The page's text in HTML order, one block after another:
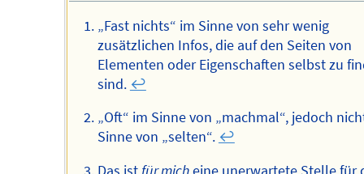
„Fast nichts“ im Sinne von sehr wenig
zusätzlichen Infos, die auf den Seiten von
Elementen oder Eigenschaften selbst zu
sind. ↩︎
„Oft“ im Sinne von „machmal“, jedoch
Sinne von „selten“. ↩︎